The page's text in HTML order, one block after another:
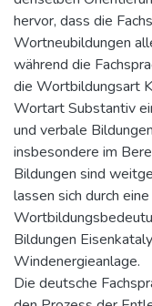
hervor, dass die
Wortneubildungen
während die
die Wortbildungsart
Wortart Substantiv
und verbale
insbesondere im
Bildungen sind
lassen sich durch
Bildungen
Windenergieanlage.
Die deutsche